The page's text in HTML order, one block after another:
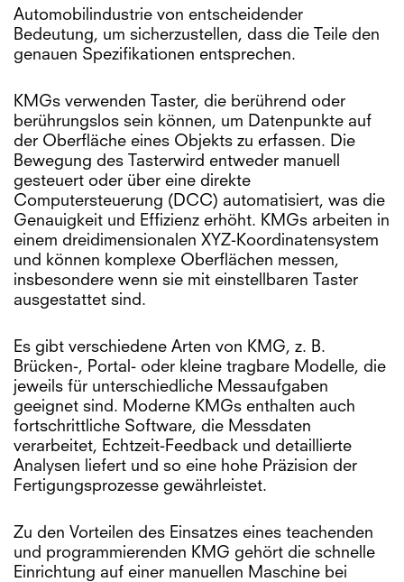
Automobilindustrie von entscheidender
Bedeutung, um sicherzustellen, dass die Teile den
genauen Spezifikationen entsprechen.
KMGs verwenden Taster, die berührend oder
berührungslos sein können, um Datenpunkte auf
der Oberfläche eines Objekts zu erfassen. Die
Bewegung des Tasterwird entweder manuell
gesteuert oder über eine direkte
Computersteuerung (DCC) automatisiert, was die
Genauigkeit und Effizienz erhöht. KMGs arbeiten in
einem dreidimensionalen XYZ-Koordinatensystem
und können komplexe Oberflächen messen,
insbesondere wenn sie mit einstellbaren Taster
ausgestattet sind.
Es gibt verschiedene Arten von KMG, z. B.
Brücken-, Portal- oder kleine tragbare Modelle, die
jeweils für unterschiedliche Messaufgaben
geeignet sind. Moderne KMGs enthalten auch
fortschrittliche Software, die Messdaten
verarbeitet, Echtzeit-Feedback und detaillierte
Analysen liefert und so eine hohe Präzision der
Fertigungsprozesse gewährleistet.
Zu den Vorteilen des Einsatzes eines teachenden
und programmierenden KMG gehört die schnelle
Einrichtung auf einer manuellen Maschine bei